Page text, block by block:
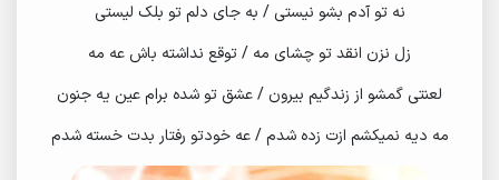
نه تو آدم بشو نیستی / به جای دلم تو بلک لیستی
زل نزن انقد تو چشای مه / توقع نداشته باش عه مه
لعنتی گمشو از زندگیم بیرون / عشق تو شده برام عین یه جنون
مه دیه نمیکشم ازت زده شدم / عه خودتو رفتار بدت خسته شدم